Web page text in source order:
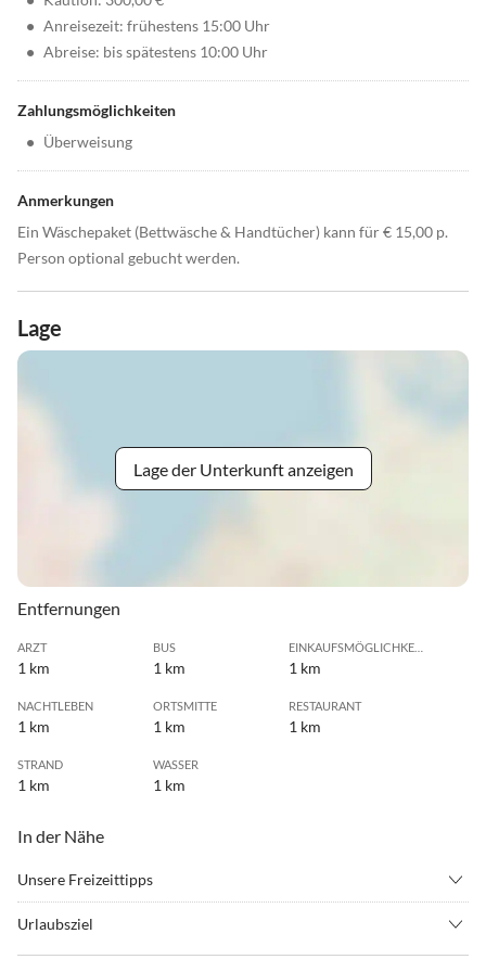
• Anreisezeit: frühestens 15:00 Uhr
• Abreise: bis spätestens 10:00 Uhr
Zahlungsmöglichkeiten
• Überweisung
Anmerkungen
Ein Wäschepaket (Bettwäsche & Handtücher) kann für € 15,00 p.
Person optional gebucht werden.
Lage
Lage der Unterkunft anzeigen
Entfernungen
ARZT
1 km
BUS
1 km
EINKAUFSMÖGLICHKEIT
1 km
NACHTLEBEN
1 km
ORTSMITTE
1 km
RESTAURANT
1 km
STRAND
1 km
WASSER
1 km
In der Nähe
Unsere Freizeittipps
Urlaubsziel